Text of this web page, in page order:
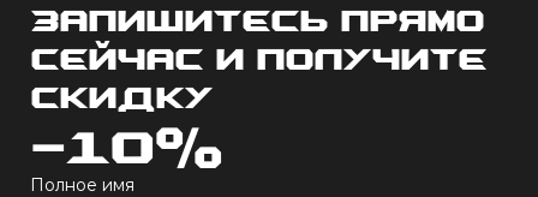
Запишитесь прямо
сейчас и получите
скидку
-10%
Полное имя